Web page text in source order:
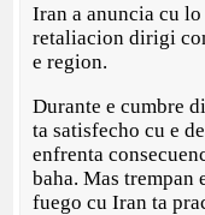
Iran a anuncia cu
retaliacion dirigi
e region.
Durante e cumbre
ta satisfecho cu e
enfrenta
baha. Mas trempan
fuego cu Iran ta